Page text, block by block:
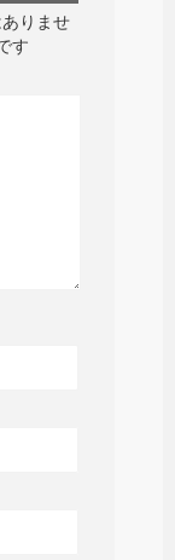
りませ
す